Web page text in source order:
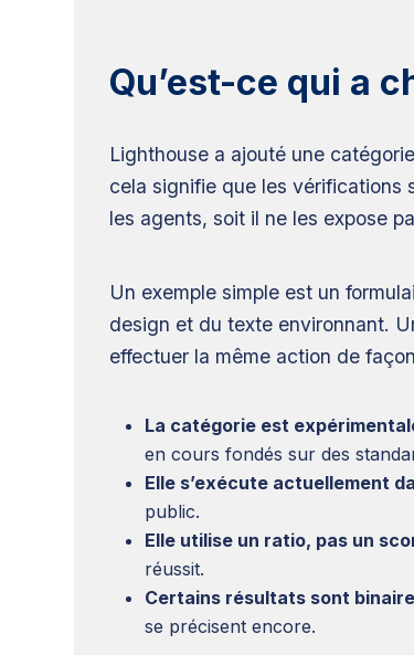
Qu’est-ce qui a
Lighthouse a ajouté une
cela signifie que les vérifications
les agents, soit il ne les expose
Un exemple simple est un
design et du texte environnant.
effectuer la même action de
La catégorie est
en cours fondés sur des
Elle s’exécute actuellement
public.
Elle utilise un ratio, pas un
réussit.
Certains résultats sont
se précisent encore.